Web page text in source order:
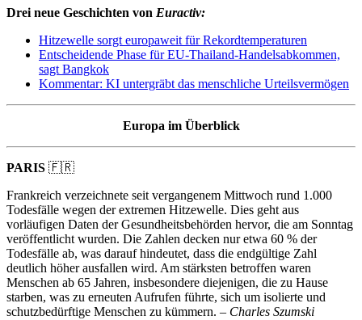
Drei neue Geschichten von Euractiv:
Hitzewelle sorgt europaweit für Rekordtemperaturen
Entscheidende Phase für EU-Thailand-Handelsabkommen,
sagt Bangkok
Kommentar: KI untergräbt das menschliche Urteilsvermögen
Europa im Überblick
PARIS 🇫🇷
Frankreich verzeichnete seit vergangenem Mittwoch rund 1.000
Todesfälle wegen der extremen Hitzewelle. Dies geht aus
vorläufigen Daten der Gesundheitsbehörden hervor, die am Sonntag
veröffentlicht wurden. Die Zahlen decken nur etwa 60 % der
Todesfälle ab, was darauf hindeutet, dass die endgültige Zahl
deutlich höher ausfallen wird. Am stärksten betroffen waren
Menschen ab 65 Jahren, insbesondere diejenigen, die zu Hause
starben, was zu erneuten Aufrufen führte, sich um isolierte und
schutzbedürftige Menschen zu kümmern. – Charles Szumski